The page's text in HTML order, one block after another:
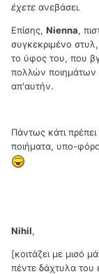
έχετε ανεβάσει.
Επίσης, Nienna,
συγκεκριμένο
το ύφος του, που
πολλών ποιημάτων
απ'αυτήν.
Πάντως κάτι
ποιήματα, υπο-
Nihil,
[κοιτάζει με μισό
πέντε δάχτυλα του